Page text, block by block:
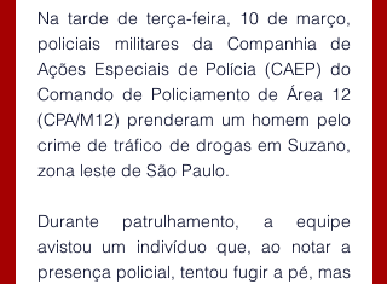
Na tarde de terça-feira, 10 de março,
policiais militares da Companhia de
Ações Especiais de Polícia (CAEP) do
Comando de Policiamento de Área 12
(CPA/M12) prenderam um homem pelo
crime de tráfico de drogas em Suzano,
zona leste de São Paulo.
Durante patrulhamento, a equipe
avistou um indivíduo que, ao notar a
presença policial, tentou fugir a pé, mas